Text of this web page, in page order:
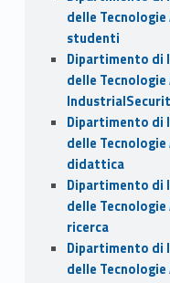
delle
studenti
Dipartimento di
delle
Dipartimento di
delle
didattica
Dipartimento di
delle
ricerca
Dipartimento di
delle